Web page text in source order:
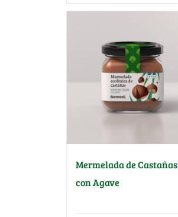
Mermelada de Castañas
con Agave